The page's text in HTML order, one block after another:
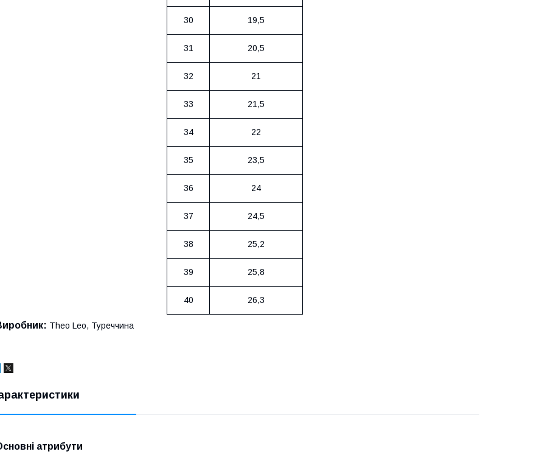
30 19,5
31 20,5
32 21
33 21,5
34 22
35 23,5
36 24
37 24,5
38 25,2
39 25,8
40 26,3
Theo Leo, Туреччина
атрибути